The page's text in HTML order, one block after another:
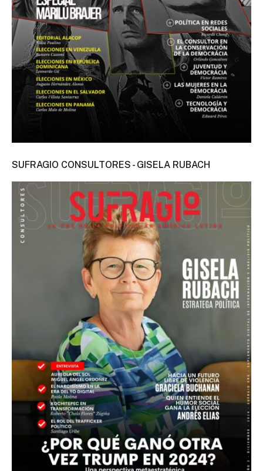
SUFRAGIO CONSULTORES - GISELA RUBACH